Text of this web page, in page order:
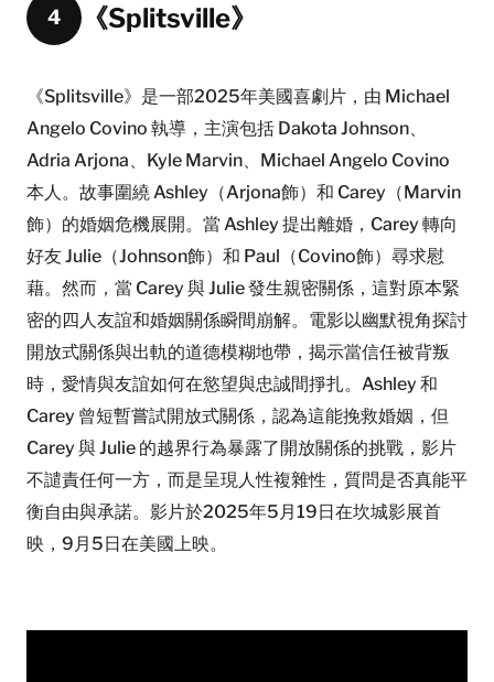
4 《Splitsville》
《Splitsville》是一部2025年美國喜劇片，由 Michael
Angelo Covino 執導，主演包括 Dakota Johnson、
Adria Arjona、Kyle Marvin、Michael Angelo Covino
本人。故事圍繞 Ashley（Arjona飾）和 Carey（Marvin
飾）的婚姻危機展開。當 Ashley 提出離婚，Carey 轉向
好友 Julie（Johnson飾）和 Paul（Covino飾）尋求慰
藉。然而，當 Carey 與 Julie 發生親密關係，這對原本緊
密的四人友誼和婚姻關係瞬間崩解。電影以幽默視角探討
開放式關係與出軌的道德模糊地帶，揭示當信任被背叛
時，愛情與友誼如何在慾望與忠誠間掙扎。Ashley 和
Carey 曾短暫嘗試開放式關係，認為這能挽救婚姻，但
Carey 與 Julie 的越界行為暴露了開放關係的挑戰，影片
不譴責任何一方，而是呈現人性複雜性，質問是否真能平
衡自由與承諾。影片於2025年5月19日在坎城影展首
映，9月5日在美國上映。